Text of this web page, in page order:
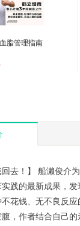
脂管理指南
回去！】 船濑俊
践的最新成果，
花钱、无不良反
，作者结合自己